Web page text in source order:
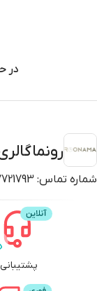
در
شماره تماس:
پشتیبانی